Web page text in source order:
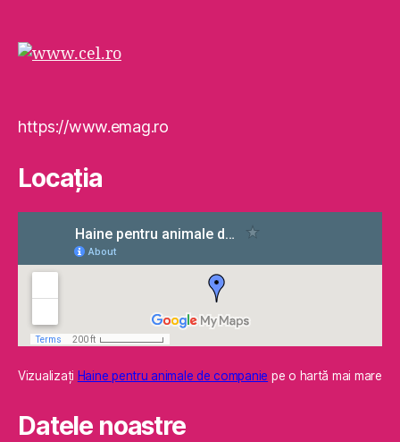
https://www.emag.ro
Locaţia
Vizualizaţi Haine pentru animale de companie pe o hartă mai mare
Datele noastre